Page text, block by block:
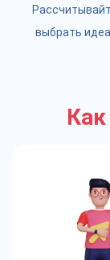
выбрать